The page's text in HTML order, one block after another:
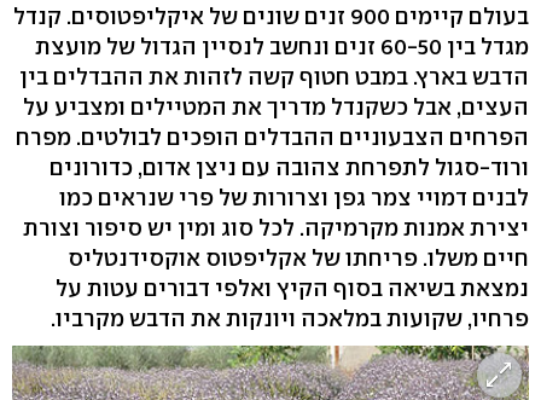
בעולם קיימים 900 זנים שונים של איקליפטוסים. קנדל
מגדל בין 60-50 זנים ונחשב לנסיין הגדול של מועצת
הדבש בארץ. במבט חטוף קשה לזהות את ההבדלים בין
העצים, אבל כשקנדל מדריך את המטיילים ומצביע על
הפרחים הצבעוניים ההבדלים הופכים לבולטים. מפרח
ורוד-סגול לתפרחת צהובה עם ניצן אדום, כדורונים
לבנים דמויי צמר גפן וצרורות של פרי שנראים כמו
יצירת אמנות מקרמיקה. לכל סוג ומין יש סיפור וצורת
חיים משלו. פריחתו של אקליפטוס אוקסידנטליס
נמצאת בשיאה בסוף הקיץ ואלפי דבורים עטות על
פרחיו, שקועות במלאכה ויונקות את הדבש מקרביו.